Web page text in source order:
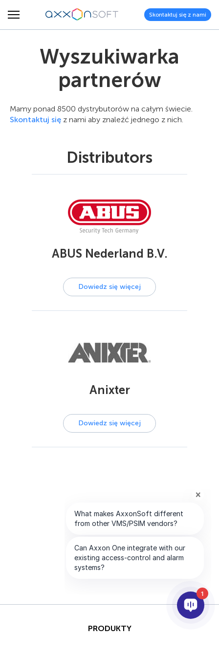
Skontaktuj się z nami
Wyszukiwarka
partnerów
Mamy ponad 8500 dystrybutorów na całym świecie.
Skontaktuj się z nami aby znaleźć jednego z nich.
Distributors
ABUS Nederland B.V.
Dowiedz się więcej
Anixter
Dowiedz się więcej
PRODUKTY
1